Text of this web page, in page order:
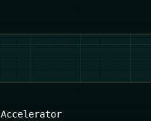
Accelerator